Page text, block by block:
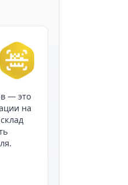
— это
на